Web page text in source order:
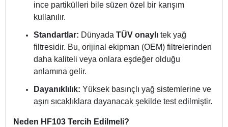
ince partikülleri bile süzen özel bir karışım
kullanılır.
Standartlar: Dünyada TÜV onaylı tek yağ
filtresidir. Bu, orijinal ekipman (OEM) filtrelerinden
daha kaliteli veya onlara eşdeğer olduğu
anlamına gelir.
Dayanıklılık: Yüksek basınçlı yağ sistemlerine ve
aşırı sıcaklıklara dayanacak şekilde test edilmiştir.
Neden HF103 Tercih Edilmeli?